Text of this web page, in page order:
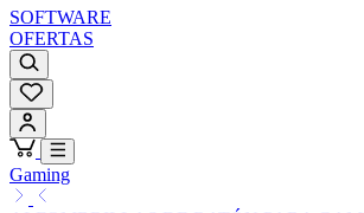
SOFTWARE
OFERTAS
Gaming